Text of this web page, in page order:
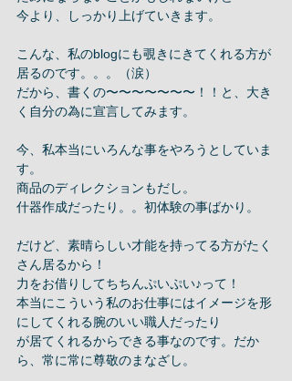
今より、しっかり上げていきます。
こんな、私のblogにも覗きにきてくれる方が
居るのです。。。（涙）
だから、書くの〜〜〜〜〜〜〜！！と、大き
く自分の為に宣言してみます。
今、私本当にいろんな事をやろうとしていま
す。
商品のディレクションもだし。
什器作成だったり。。初体験の事ばかり。
だけど、素晴らしい才能を持ってる方がたく
さん居るから！
力をお借りしてちちんぷいぷい♪って！
本当にこういう私のお仕事にはイメージを形
にしてくれる腕のいい職人だったり
が居てくれるからできる事なのです。だか
ら、常に常に尊敬のまなざし。